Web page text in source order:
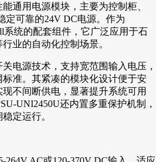
通用电源模块，主要为控制柜、
定可靠的24V DC电源。作为
系统的配套组件，它广泛应用于石
业的自动化控制场景。
电源技术，支持宽范围输入电压，
准。其紧凑的模块化设计便于安
不间断供电，显著提升系统可用
UNI2450U还内置多重保护机制，
定运行。